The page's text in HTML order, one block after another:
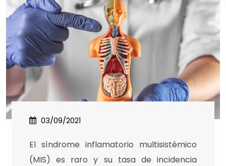
03/09/2021
El síndrome inflamatorio multisistémico
(MIS) es raro y su tasa de incidencia